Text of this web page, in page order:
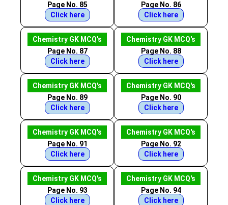
Page No. 85
Click here
Page No. 86
Click here
Chemistry GK MCQ's
Page No. 87
Click here
Chemistry GK MCQ's
Page No. 88
Click here
Chemistry GK MCQ's
Page No. 89
Click here
Chemistry GK MCQ's
Page No. 90
Click here
Chemistry GK MCQ's
Page No. 91
Click here
Chemistry GK MCQ's
Page No. 92
Click here
Chemistry GK MCQ's
Page No. 93
Click here
Chemistry GK MCQ's
Page No. 94
Click here